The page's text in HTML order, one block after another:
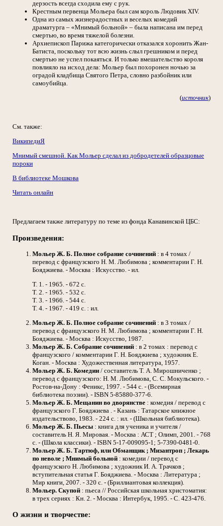
дерзость всегда сходила ему с рук.
Крестным первенца Мольера был сам король Людовик XIV.
Одна из самых жизнерадостных и веселых комедий
драматурга – «Мнимый больной» – была написана им перед
смертью, во время тяжелой болезни.
Архиепископ Парижа категорически отказался хоронить Жан-
Батиста, поскольку тот всю жизнь слыл грешником и перед
смертью не успел покаяться. И только вмешательство короля
повлияло на исход дела: Мольер был похоронен ночью за
оградой кладбища Святого Петра, словно разбойник или
самоубийца.
(источник)
См. также:
ВикипедиЯ
Мнимый смешной. Как Мольер сделал из добродетелей образцовые
пороки
В библиотеке Мошкова
Читать онлайн
Предлагаем также литературу по теме из фонда Канавинской ЦБС:
Произведения:
Мольер Ж. Б. Полное собрание сочинений : в 4 томах /
перевод с французского Н. М. Любимова ; комментарии Г. Н.
Бояджиева. - Москва : Искусство. - ил.
Т. 1. - 1965. - 672 с.
Т. 2. - 1965. - 532 с.
Т. 3. - 1966. - 544 с.
Т. 4. - 1967. - 419 с. : ил.
Мольер Ж. Б. Полное собрание сочинений : в 3 томах /
перевод с французского Н. М. Любимова ; комментарии Г. Н.
Бояджиева. - Москва : Искусство, 1987.
Мольер Ж. Б. Собрание сочинений : в 2 томах : перевод с
французского / комментарии Г. Н. Бояджиева ; художник Е.
Коган. - Москва : Художественная литература, 1957.
Мольер Ж. Б. Комедии / составитель Т. А. Мирошниченко ;
перевод с французского: Н. М. Любимова, С. С. Мокульского. -
Ростов-на-Дону : Феникс, 1997. - 544 с. - (Всемирная
библиотека поэзии). - ISBN 5-85880-377-6.
Мольер Ж. Б. Мещанин во дворянстве : комедия / перевод с
французского Г. Бояджиева . - Казань : Татарское книжное
издательствово, 1983. - 224 с. : ил. - (Школьная библиотека).
Мольер Ж. Б. Пьесы : книга для ученика и учителя /
составитель Н. Я. Мировая. - Москва : АСТ ; Олимп, 2001. - 768
с. - (Школа классики). - ISBN 5-17-009095-1; 5-7390-0481-0.
Мольер Ж. Б. Тартюф, или Обманщик ; Мизантроп ; Лекарь
по неволе ; Мнимый больной : комедии / перевод с
французского Н. Любимова ; художник И. А. Трачков ;
вступительная статья Г. Бояджиева. - Москва : Литература ;
Мир книги, 2007. - 320 с. - (Бриллиантовая коллекция).
Мольер. Скупой : пьеса // Российская школьная христоматия:
в трех сериях : Кн. 2. - Москва : Интербук, 1995. - С. 423-476.
О жизни и творчестве: